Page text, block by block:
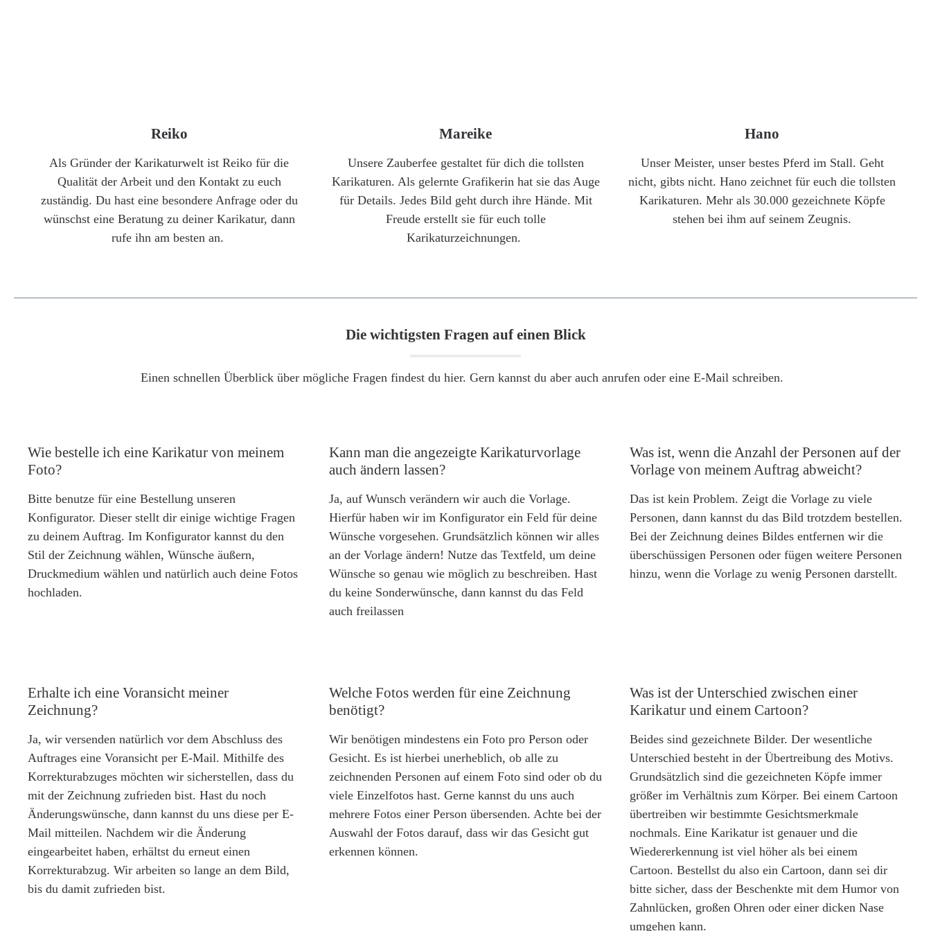
Reiko
Als Gründer der Karikaturwelt ist Reiko für die
Qualität der Arbeit und den Kontakt zu euch
zuständig. Du hast eine besondere Anfrage oder du
wünschst eine Beratung zu deiner Karikatur, dann
rufe ihn am besten an.
Mareike
Unsere Zauberfee gestaltet für dich die tollsten
Karikaturen. Als gelernte Grafikerin hat sie das Auge
für Details. Jedes Bild geht durch ihre Hände. Mit
Freude erstellt sie für euch tolle
Karikaturzeichnungen.
Hano
Unser Meister, unser bestes Pferd im Stall. Geht
nicht, gibts nicht. Hano zeichnet für euch die tollsten
Karikaturen. Mehr als 30.000 gezeichnete Köpfe
stehen bei ihm auf seinem Zeugnis.
Die wichtigsten Fragen auf einen Blick
Einen schnellen Überblick über mögliche Fragen findest du hier. Gern kannst du aber auch anrufen oder eine E-Mail schreiben.
Wie bestelle ich eine Karikatur von meinem
Foto?
Bitte benutze für eine Bestellung unseren
Konfigurator. Dieser stellt dir einige wichtige Fragen
zu deinem Auftrag. Im Konfigurator kannst du den
Stil der Zeichnung wählen, Wünsche äußern,
Druckmedium wählen und natürlich auch deine Fotos
hochladen.
Kann man die angezeigte Karikaturvorlage
auch ändern lassen?
Ja, auf Wunsch verändern wir auch die Vorlage.
Hierfür haben wir im Konfigurator ein Feld für deine
Wünsche vorgesehen. Grundsätzlich können wir alles
an der Vorlage ändern! Nutze das Textfeld, um deine
Wünsche so genau wie möglich zu beschreiben. Hast
du keine Sonderwünsche, dann kannst du das Feld
auch freilassen
Was ist, wenn die Anzahl der Personen auf der
Vorlage von meinem Auftrag abweicht?
Das ist kein Problem. Zeigt die Vorlage zu viele
Personen, dann kannst du das Bild trotzdem bestellen.
Bei der Zeichnung deines Bildes entfernen wir die
überschüssigen Personen oder fügen weitere Personen
hinzu, wenn die Vorlage zu wenig Personen darstellt.
Erhalte ich eine Voransicht meiner
Zeichnung?
Ja, wir versenden natürlich vor dem Abschluss des
Auftrages eine Voransicht per E-Mail. Mithilfe des
Korrekturabzuges möchten wir sicherstellen, dass du
mit der Zeichnung zufrieden bist. Hast du noch
Änderungswünsche, dann kannst du uns diese per E-
Mail mitteilen. Nachdem wir die Änderung
eingearbeitet haben, erhältst du erneut einen
Korrekturabzug. Wir arbeiten so lange an dem Bild,
bis du damit zufrieden bist.
Welche Fotos werden für eine Zeichnung
benötigt?
Wir benötigen mindestens ein Foto pro Person oder
Gesicht. Es ist hierbei unerheblich, ob alle zu
zeichnenden Personen auf einem Foto sind oder ob du
viele Einzelfotos hast. Gerne kannst du uns auch
mehrere Fotos einer Person übersenden. Achte bei der
Auswahl der Fotos darauf, dass wir das Gesicht gut
erkennen können.
Was ist der Unterschied zwischen einer
Karikatur und einem Cartoon?
Beides sind gezeichnete Bilder. Der wesentliche
Unterschied besteht in der Übertreibung des Motivs.
Grundsätzlich sind die gezeichneten Köpfe immer
größer im Verhältnis zum Körper. Bei einem Cartoon
übertreiben wir bestimmte Gesichtsmerkmale
nochmals. Eine Karikatur ist genauer und die
Wiedererkennung ist viel höher als bei einem
Cartoon. Bestellst du also ein Cartoon, dann sei dir
bitte sicher, dass der Beschenkte mit dem Humor von
Zahnlücken, großen Ohren oder einer dicken Nase
umgehen kann.